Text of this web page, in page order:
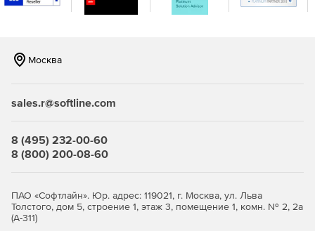
Москва
sales.r@softline.com
8 (495) 232-00-60
8 (800) 200-08-60
ПАО «Софтлайн». Юр. адрес: 119021, г. Москва, ул. Льва
Толстого, дом 5, строение 1, этаж 3, помещение 1, комн. № 2, 2а
(А-311)